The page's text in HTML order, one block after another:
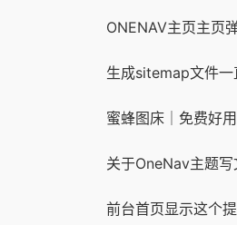
ONENAV主页主页
生成sitemap文件
蜜蜂图床｜免费好
关于OneNav主题
前台首页显示这个